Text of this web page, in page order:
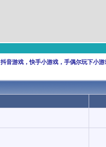
抖音游戏，快手小游戏，手偶尔玩下小游